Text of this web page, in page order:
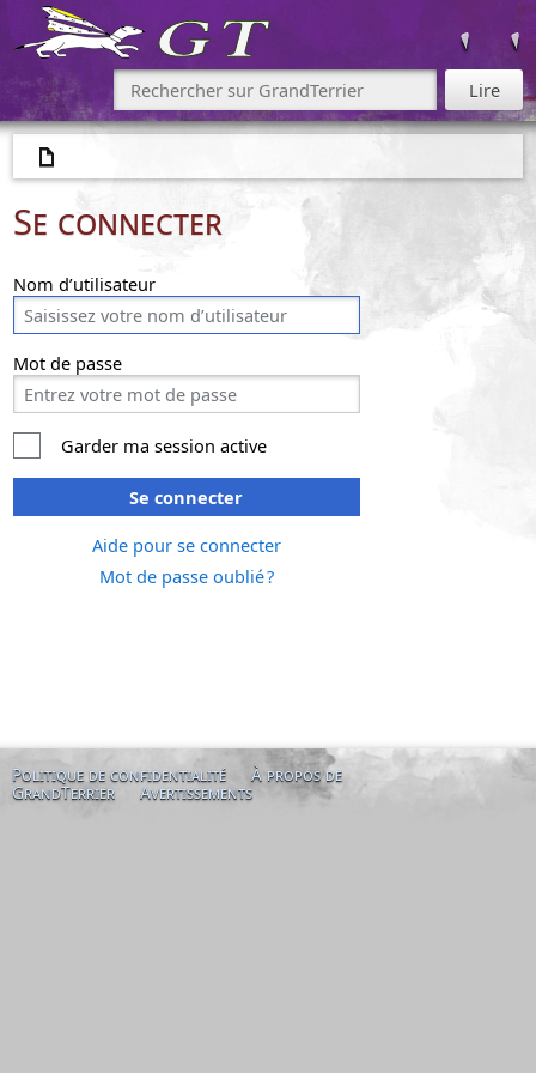
Se connecter
Nom d’utilisateur
Mot de passe
Garder ma session active
Se connecter
Aide pour se connecter
Mot de passe oublié ?
Politique de confidentialité À propos de
GrandTerrier Avertissements